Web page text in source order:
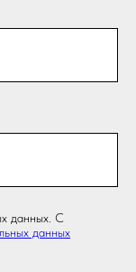
данных. С
данных